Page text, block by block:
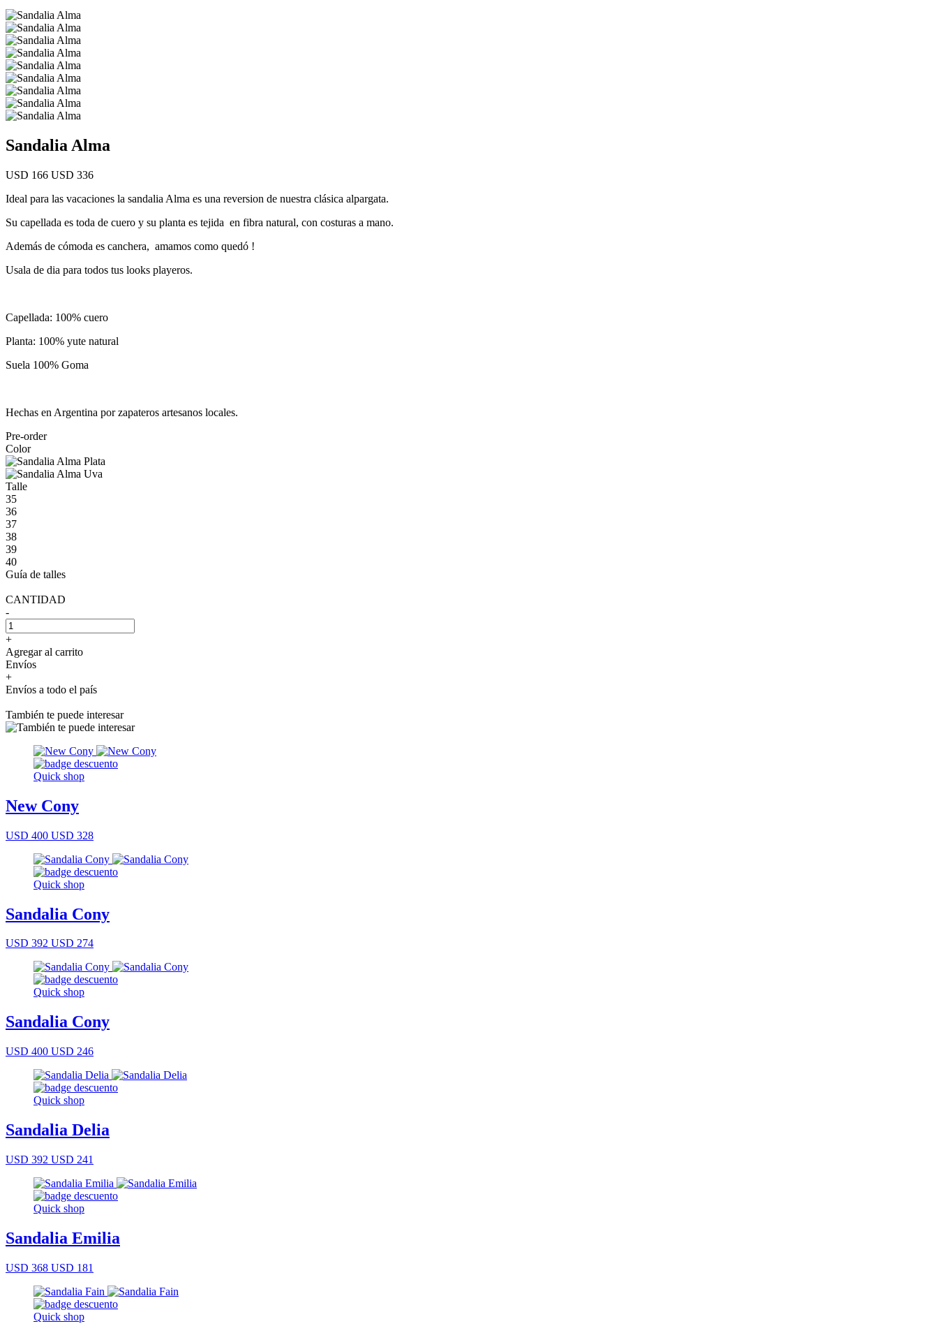
Sandalia Alma
USD 166 USD 336
Ideal para las vacaciones la sandalia Alma es una reversion de nuestra clásica alpargata.
Su capellada es toda de cuero y su planta es tejida en fibra natural, con costuras a mano.
Además de cómoda es canchera, amamos como quedó !
Usala de dia para todos tus looks playeros.
Capellada: 100% cuero
Planta: 100% yute natural
Suela 100% Goma
Hechas en Argentina por zapateros artesanos locales.
Pre-order
Color
Talle
35
36
37
38
39
40
Guía de talles
CANTIDAD
-
+
Agregar al carrito
Envíos
+
Envíos a todo el país
También te puede interesar
Quick shop
New Cony
USD 400 USD 328
Quick shop
Sandalia Cony
USD 392 USD 274
Quick shop
Sandalia Cony
USD 400 USD 246
Quick shop
Sandalia Delia
USD 392 USD 241
Quick shop
Sandalia Emilia
USD 368 USD 181
Quick shop